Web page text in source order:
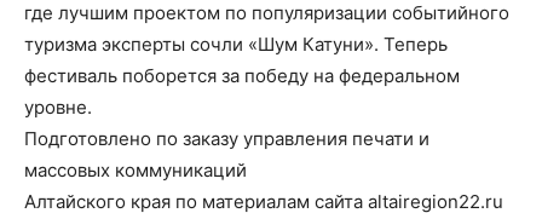
где лучшим проектом по популяризации событийного
туризма эксперты сочли «Шум Катуни». Теперь
фестиваль поборется за победу на федеральном
уровне.
Подготовлено по заказу управления печати и
массовых коммуникаций
Алтайского края по материалам сайта altairegion22.ru